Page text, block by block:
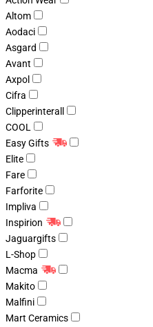
Altom
Aodaci
Asgard
Avant
Axpol
Cifra
Clipperinterall
COOL
Easy Gifts
Elite
Fare
Farforite
Impliva
Inspirion
Jaguargifts
L-Shop
Macma
Makito
Malfini
Mart Ceramics